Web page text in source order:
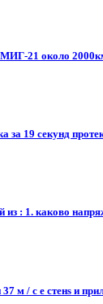
21 около
за 19 секунд
: 1. каково
м / с e стенs и